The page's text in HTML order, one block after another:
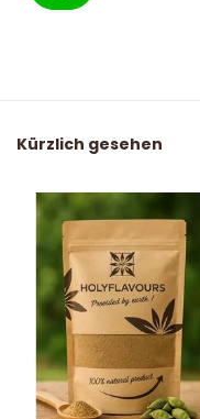
Kürzlich gesehen